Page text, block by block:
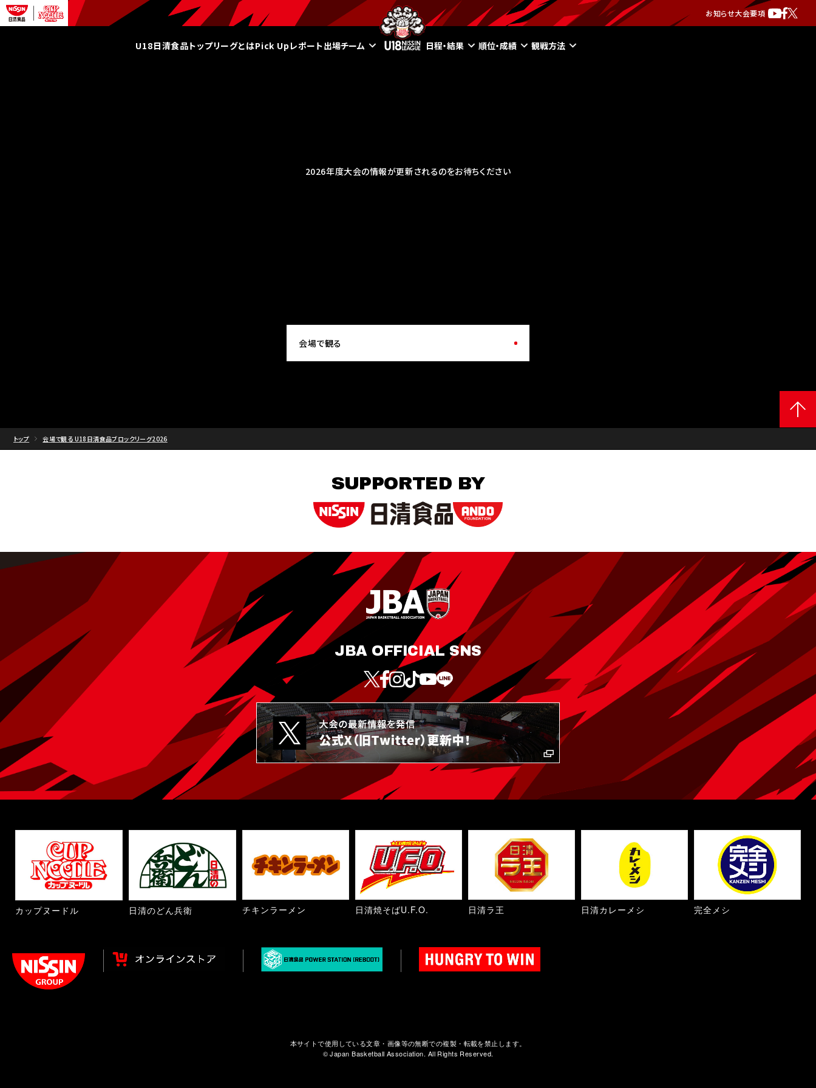
お知らせ大会要項
U18日清食品トップリーグとはPick Upレポート出場チーム 日程・結果 順位・成績 観戦方法
2026年度大会の情報が更新されるのをお待ちください
会場で観る
トップ 会場で観る U18日清食品ブロックリーグ2026
SUPPORTED BY
JBA OFFICIAL SNS
カップヌードル 日清のどん兵衛 チキンラーメン 日清焼そばU.F.O. 日清ラ王 日清カレーメシ 完全メシ
本サイトで使用している文章・画像等の無断での複製・転載を禁止します。
© Japan Basketball Association. All Rights Reserved.